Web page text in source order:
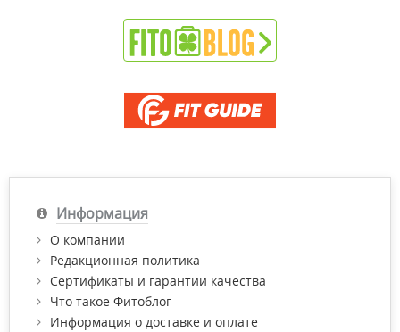
Информация
О компании
Редакционная политика
Сертификаты и гарантии качества
Что такое Фитоблог
Информация о доставке и оплате